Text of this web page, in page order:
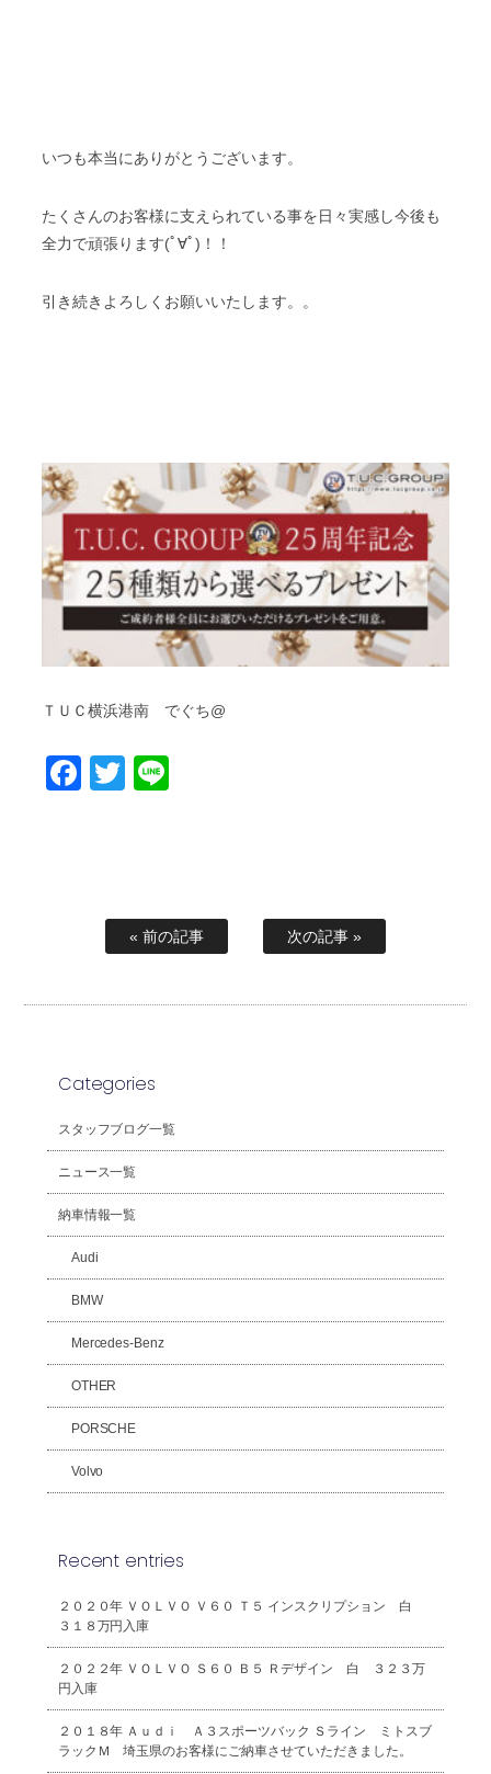
いつも本当にありがとうございます。
たくさんのお客様に支えられている事を日々実感し今後も
全力で頑張ります(ﾟ∀ﾟ)！！
引き続きよろしくお願いいたします。。
ＴＵＣ横浜港南 でぐち@
Facebook
Twitter
« 前の記事 次の記事 »
Categories
スタッフブログ一覧
ニュース一覧
納車情報一覧
Audi
BMW
Mercedes-Benz
OTHER
PORSCHE
Volvo
Recent entries
２０２０年 ＶＯＬＶＯ Ｖ６０ Ｔ５ インスクリプション 白
３１８万円入庫
２０２２年 ＶＯＬＶＯ Ｓ６０ Ｂ５ Ｒデザイン 白 ３２３万
円入庫
２０１８年 Ａｕｄｉ Ａ３スポーツバック Ｓライン ミトスブ
ラックＭ 埼玉県のお客様にご納車させていただきました。